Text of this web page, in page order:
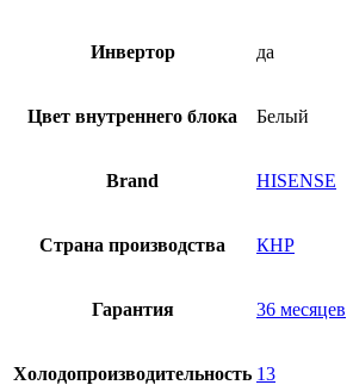
Инвертор да
Цвет внутреннего блока Белый
Brand HISENSE
Страна производства КНР
Гарантия 36 месяцев
Холодопроизводительность 13